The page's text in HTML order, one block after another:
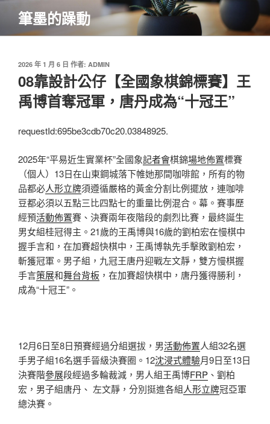
主
筆墨的躁動
發
於
2026 年 1 月 6 日 作者: ADMIN
08靠設計公仔【全國象棋錦標賽】王
禹博首奪冠軍，唐丹成為“十冠王”
requestId:695be3cdb70c20.03848925.
2025年“平易近生實業杯”全國象記者會棋錦場地佈置標賽
（個人）13日在山東鋼城落下帷她那間咖啡館，所有的物
品都必人形立牌須遵循嚴格的黃金分割比例擺放，連咖啡
豆都必須以五點三比四點七的重量比例混合。幕。賽事歷
經預活動佈置賽、決賽兩年夜階段的劇烈比賽，最終誕生
男女組桂冠得主。21歲的王禹博與16歲的劉柏宏在慢棋中
握手言和，在加賽超快棋中，王禹博執先手擊敗劉柏宏，
斬獲冠軍。男子組，九冠王唐丹迎戰左文靜，雙方慢棋握
手言策展和舞台背板 ，在加賽超快棋中，唐丹獲得勝利，
成為“十冠王”。
12月6日至8日預賽經過分組選拔，男活動佈置人組32名選
手男子組16名選手晉級決賽圈。12沈浸式體驗月9日至13日
決賽階參展段經過多輪裁減，男人組王禹博FRP 、劉柏
宏，男子組唐丹、 左文靜，分別挺進各組人形立牌冠亞軍
總決賽。